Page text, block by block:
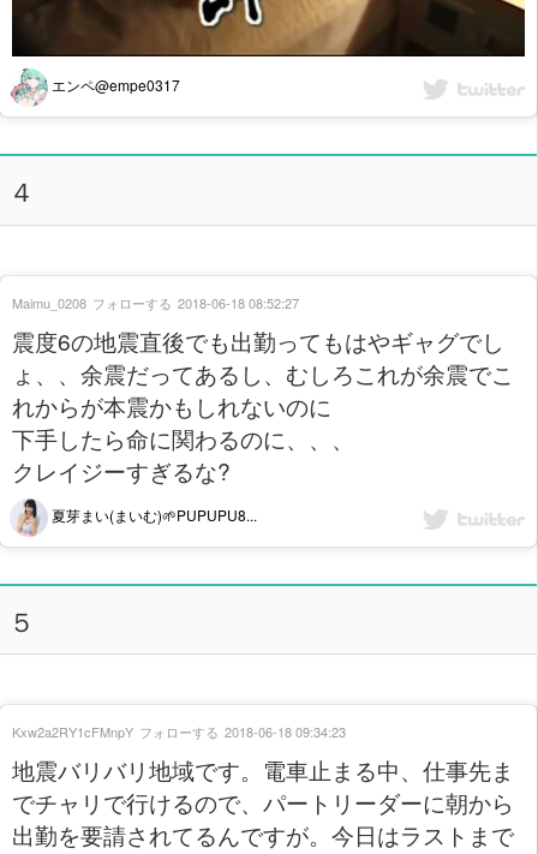
エンペ@empe0317
４
震度6の地震直後でも出勤ってもはやギャグでし
ょ、、余震だってあるし、むしろこれが余震でこ
れからが本震かもしれないのに
下手したら命に関わるのに、、、
クレイジーすぎるな?
夏芽まい(まいむ)🌱PUPUPU8...
Maimu_0208 フォローする 2018-06-18 08:52:27
５
地震バリバリ地域です。電車止まる中、仕事先ま
でチャリで行けるので、パートリーダーに朝から
出勤を要請されてるんですが。今日はラストまで
Kxw2a2RY1cFMnpY フォローする 2018-06-18 09:34:23